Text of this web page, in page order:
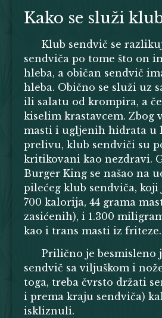
Kako se služi
Klub sendvič se
sendviča po tome što on
hleba, a običan sendvič
hleba. Obično se služi uz
ili salatu od krompira, a
kiselim krastavcem. Zbog
masti i ugljenih hidrata u
prelivu, klub sendviči su
kritikovani kao nezdravi.
Burger King se našao na
pilećeg klub sendviča, koji
700 kalorija, 44 grama
zasićenih), i 1.300
kao i trans masti iz friteze.
Prilično je besmisleno
sendvič sa viljuškom i
toga, treba čvrsto držati
i prema kraju sendviča)
iskliznuli.